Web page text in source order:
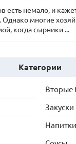
есть немало, и
многие
когда сырники ...
Категории
Вторые
Закуски
Напитки